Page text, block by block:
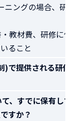
ングの場合、研
教材費、研修に付
ること
)で提供される研修
、すでに保有し
すか？